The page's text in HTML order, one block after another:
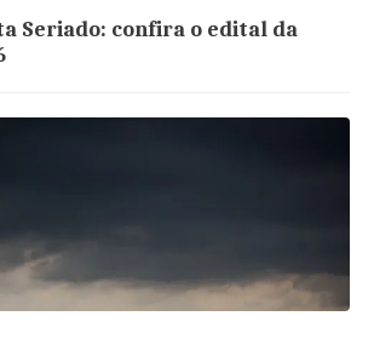
Seriado: confira o edital da